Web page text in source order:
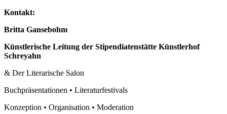
Kontakt:
Britta Gansebohm
Künstlerische Leitung der Stipendiatenstätte Künstlerhof
Schreyahn
& Der Literarische Salon
Buchpräsentationen • Literaturfestivals
Konzeption • Organisation • Moderation